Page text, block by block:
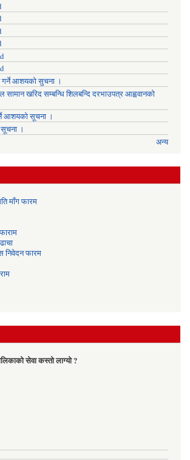
गर्ने आशयको सुचना ।
खरिद सम्बन्धि शिलबन्दि दरभाउपत्र आह्ववानको
आशयको सूचना ।
।
अन्य
माँग फारम
निवेदन फारम
सेवा कस्तो लाग्यो ?